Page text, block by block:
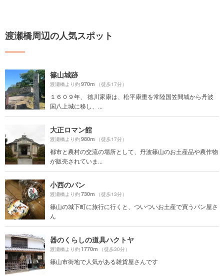
渡瀬橋周辺の人気スポット
篠山城跡
渡瀬橋より約970m （徒歩17分）
１６０９年、 徳川家康は、松平康重を常陸国笠間城から丹波
国八上城に移し、...
大正ロマン館
渡瀬橋より約980m （徒歩17分）
都市と農村の交流の場所として、丹波篠山のお土産品や農作物
が販売されていま...
小西のパン
渡瀬橋より約730m （徒歩13分）
篠山の城下町に旅行に行くと、ついついお土産で買うパン屋さ
ん
器のくらしの道具ハクトヤ
渡瀬橋より約1770m （徒歩30分）
篠山市街地で人気がある雑貨屋さんです